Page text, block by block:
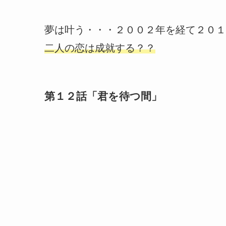
夢は叶う・・・２００２年を経て２０
二人の恋は成就する？？
第１２話「君を待つ間」